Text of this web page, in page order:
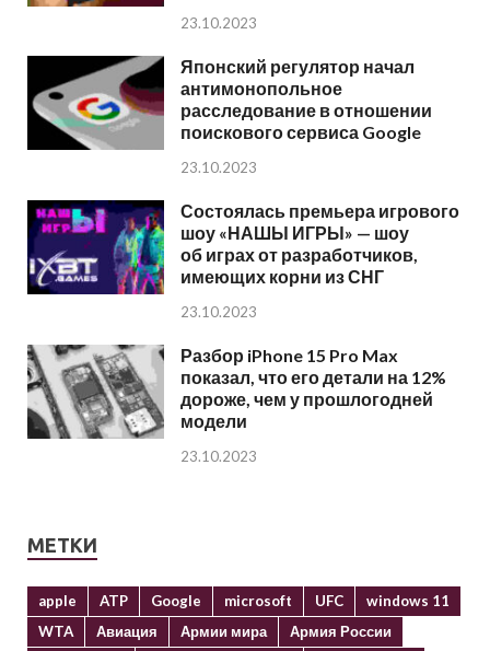
23.10.2023
Японский регулятор начал
антимонопольное
расследование в отношении
поискового сервиса Google
23.10.2023
Состоялась премьера игрового
шоу «НАШЫ ИГРЫ» — шоу
об играх от разработчиков,
имеющих корни из СНГ
23.10.2023
Разбор iPhone 15 Pro Max
показал, что его детали на 12%
дороже, чем у прошлогодней
модели
23.10.2023
МЕТКИ
apple ATP Google microsoft UFC
windows 11
WTA
Авиация Армии мира
Армия России